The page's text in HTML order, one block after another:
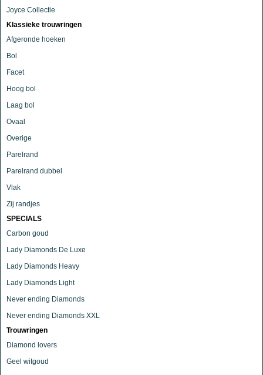
Joyce Collectie
Klassieke trouwringen
Afgeronde hoeken
Bol
Facet
Hoog bol
Laag bol
Ovaal
Overige
Parelrand
Parelrand dubbel
Vlak
Zij randjes
SPECIALS
Carbon goud
Lady Diamonds De Luxe
Lady Diamonds Heavy
Lady Diamonds Light
Never ending Diamonds
Never ending Diamonds XXL
Trouwringen
Diamond lovers
Geel witgoud